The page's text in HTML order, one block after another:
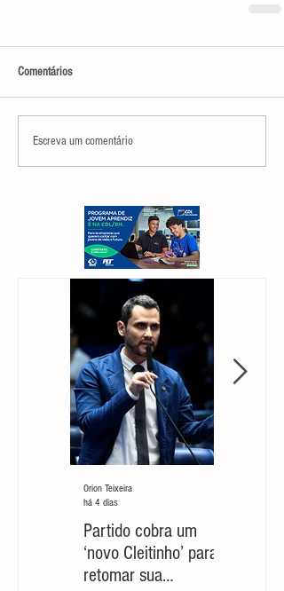
Comentários
Escreva um comentário
Partido cobra um
‘novo Cleitinho’ para
retomar sua
Orion Teixeira
há 4 dias